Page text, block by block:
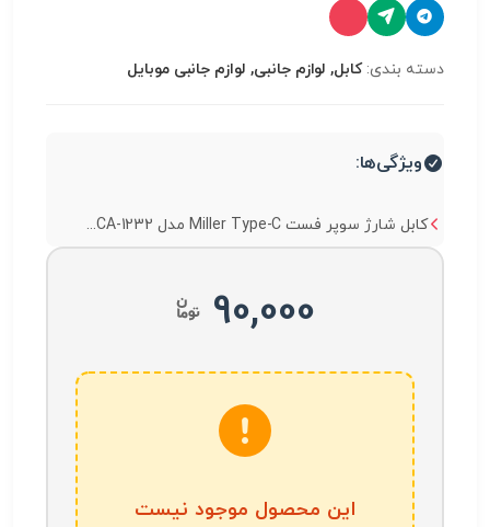
دسته بندی: کابل, لوازم جانبی, لوازم جانبی موبایل
ویژگی‌ها:
کابل شارژ سوپر فست Miller Type-C مدل CA-1232...
90,000
این محصول موجود نیست